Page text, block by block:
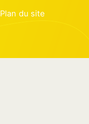
Plan du site